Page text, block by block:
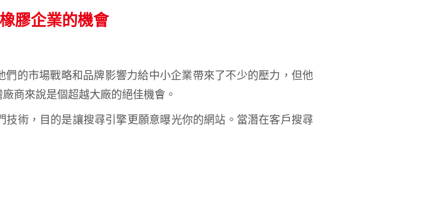
膠企業的機會
的市場戰略和品牌影響力給中小企業帶來了不少的壓力，但他
商來說是個超越大廠的絕佳機會。
技術，目的是讓搜尋引擎更願意曝光你的網站。當潛在客戶搜尋